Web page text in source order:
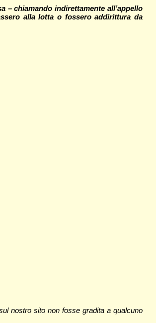
– chiamando indirettamente all’appello
alla lotta o fossero addirittura da
nostro sito non fosse gradita a qualcuno